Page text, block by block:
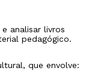
analisar livros
pedagógico.
que envolve: